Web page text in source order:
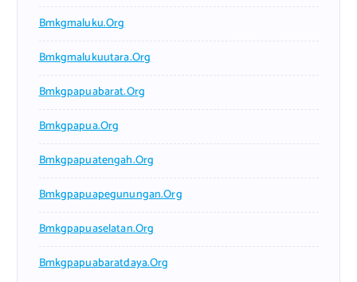
Bmkgmaluku.org
Bmkgmalukuutara.org
Bmkgpapuabarat.org
Bmkgpapua.org
Bmkgpapuatengah.org
Bmkgpapuapegunungan.org
Bmkgpapuaselatan.org
Bmkgpapuabaratdaya.org